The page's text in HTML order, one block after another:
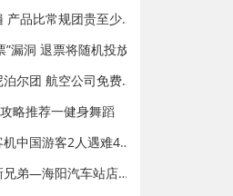
伪亲子游真涨价普遍 产品比常规团贵至少15%
漏洞 退票将随机投放
中国旅行社暂停赴尼泊尔团 航空公司免费改退票
略推荐一健身舞蹈
飞往塞班途中失事客机中国游客2人遇难4人受伤
交运友缘连锁宾馆新兄弟—海阳汽车站店开业